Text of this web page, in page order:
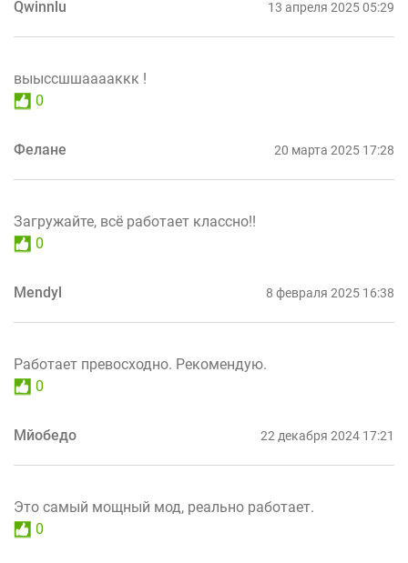
Qwinnlu 13 апреля 2025 05:29
выыссшшааааккк !
0
Фелане 20 марта 2025 17:28
Загружайте, всё работает классно!!
0
Mendyl 8 февраля 2025 16:38
Работает превосходно. Рекомендую.
0
Мйобедо 22 декабря 2024 17:21
Это самый мощный мод, реально работает.
0